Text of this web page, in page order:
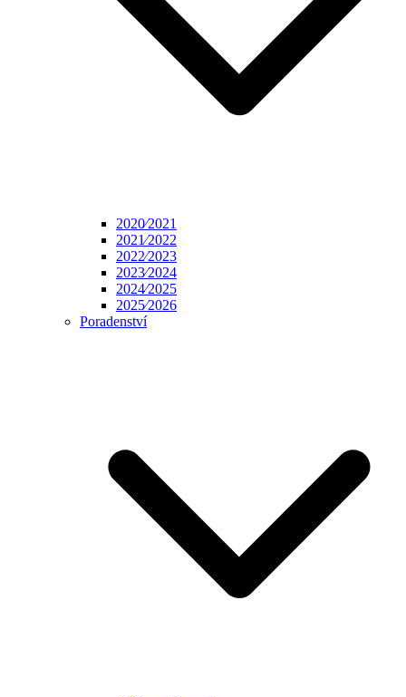
2020⁄2021
2021⁄2022
2022⁄2023
2023⁄2024
2024⁄2025
2025⁄2026
Poradenství